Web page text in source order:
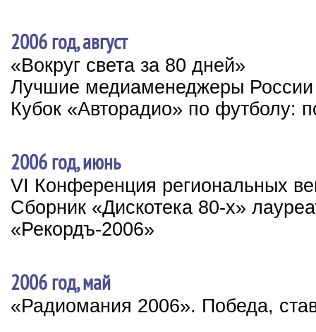
2006 год, август
«Вокруг света за 80 дней»
Лучшие медиаменеджеры
Кубок «Авторадио» по футболу:
2006 год, июнь
VI Конференция региональных
Сборник «Дискотека 80-х»
«Рекордъ-2006»
2006 год, май
«Радиомания 2006». Победа,